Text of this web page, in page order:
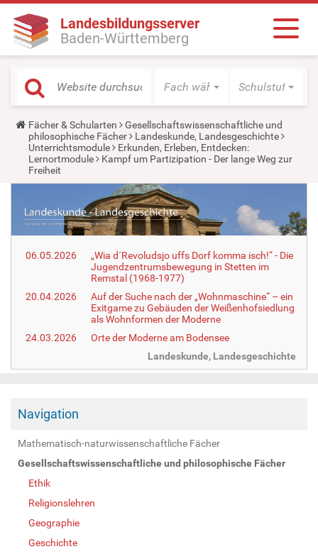
Landesbildungsserver
Baden-Württemberg
Fach wählen Schulstufe
Y
o
u
a
r
e
r
e
:
Fächer & Schularten
Gesellschaftswissenschaftliche und
philosophische Fächer
Landeskunde, Landesgeschichte
Unterrichtsmodule
Erkunden, Erleben, Entdecken:
Lernortmodule
Kampf um Partizipation - Der lange Weg zur
Freiheit
06.05.2026
„Wia d´Revoludsjo uffs Dorf komma isch!“ - Die
Jugendzentrumsbewegung in Stetten im
Remstal (1968-1977)
20.04.2026
Auf der Suche nach der „Wohnmaschine“ – ein
Exitgame zu Gebäuden der Weißenhofsiedlung
als Wohnformen der Moderne
24.03.2026
Orte der Moderne am Bodensee
Landeskunde, Landesgeschichte
Navigation
Mathematisch-naturwissenschaftliche Fächer
Gesellschaftswissenschaftliche und philosophische Fächer
Ethik
Religionslehren
Geographie
Geschichte